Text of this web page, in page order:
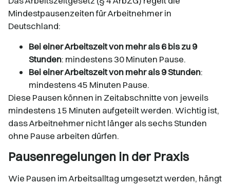
Mindestpausenzeiten für Arbeitnehmer in
Deutschland:​
Bei einer Arbeitszeit von mehr als 6 bis zu 9
Stunden: mindestens 30 Minuten Pause.​
Bei einer Arbeitszeit von mehr als 9 Stunden:
mindestens 45 Minuten Pause.​
Diese Pausen können in Zeitabschnitte von jeweils
mindestens 15 Minuten aufgeteilt werden. Wichtig ist,
dass Arbeitnehmer nicht länger als sechs Stunden
ohne Pause arbeiten dürfen.
Pausenregelungen in der Praxis
Wie Pausen im Arbeitsalltag umgesetzt werden, hängt